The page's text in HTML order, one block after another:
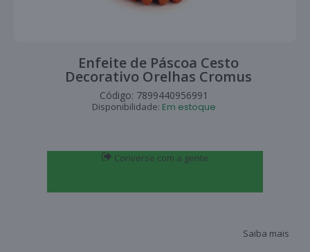
Enfeite de Páscoa Cesto
Decorativo Orelhas Cromus
Código: 7899440956991
Disponibilidade: Em estoque
Converse com a gente
Saiba mais